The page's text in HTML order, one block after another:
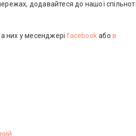
додавайтеся до нашої
них у месенджеріfacebookабов